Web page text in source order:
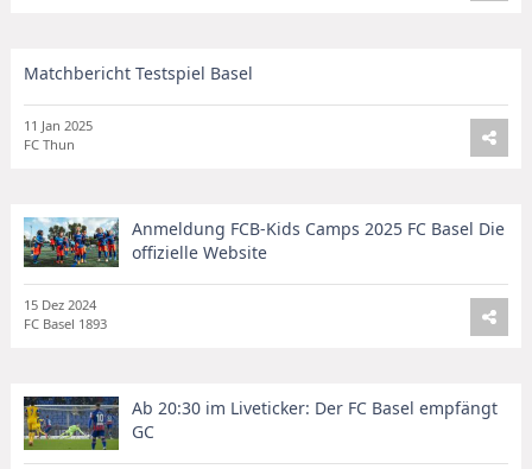
Matchbericht Testspiel Basel
11 Jan 2025
FC Thun
Anmeldung FCB-Kids Camps 2025 FC Basel Die
offizielle Website
15 Dez 2024
FC Basel 1893
Ab 20:30 im Liveticker: Der FC Basel empfängt
GC